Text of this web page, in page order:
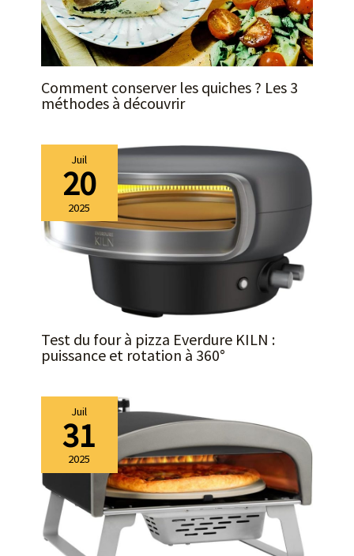
Comment conserver les quiches ? Les 3
méthodes à découvrir
Juil
20
2025
Test du four à pizza Everdure KILN :
puissance et rotation à 360°
Juil
31
2025